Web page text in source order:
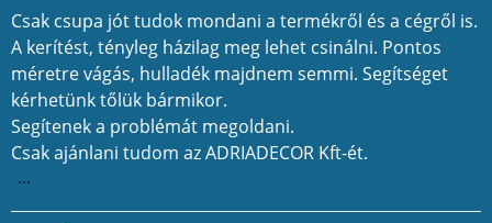
Csak csupa jót tudok mondani a termékről és a cégről is.
A kerítést, tényleg házilag meg lehet csinálni. Pontos
méretre vágás, hulladék majdnem semmi. Segítséget
kérhetünk tőlük bármikor.
Segítenek a problémát megoldani.
Csak ajánlani tudom az ADRIADECOR Kft-ét.
...